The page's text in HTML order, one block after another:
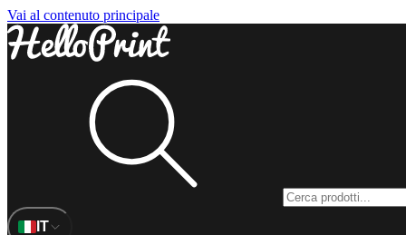
Vai al contenuto principale
IT